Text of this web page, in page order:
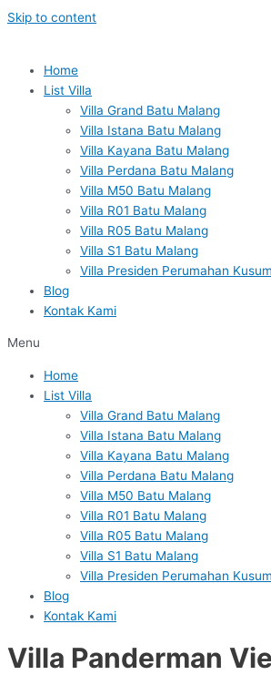
Skip to content
Home
List Villa
Villa Grand Batu Malang
Villa Istana Batu Malang
Villa Kayana Batu Malang
Villa Perdana Batu Malang
Villa M50 Batu Malang
Villa R01 Batu Malang
Villa R05 Batu Malang
Villa S1 Batu Malang
Villa Presiden Perumahan
Blog
Kontak Kami
Menu
Home
List Villa
Villa Grand Batu Malang
Villa Istana Batu Malang
Villa Kayana Batu Malang
Villa Perdana Batu Malang
Villa M50 Batu Malang
Villa R01 Batu Malang
Villa R05 Batu Malang
Villa S1 Batu Malang
Villa Presiden Perumahan
Blog
Kontak Kami
Villa Panderman